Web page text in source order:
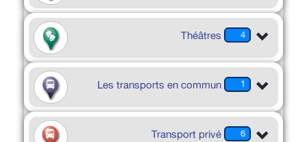
4
Théâtres
1
Les transports en commun
6
Transport privé